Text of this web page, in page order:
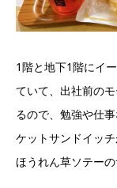
1階と地下1階にイ
ていて、出社前の
るので、勉強や仕
ケットサンドイッ
ほうれん草ソテーの